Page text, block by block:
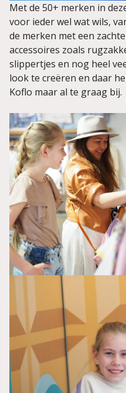
Met de 50+ merken in
voor ieder wel wat wils,
de merken met een
accessoires zoals
slippertjes en nog heel
look te creëren en daar
Koflo maar al te graag bij.